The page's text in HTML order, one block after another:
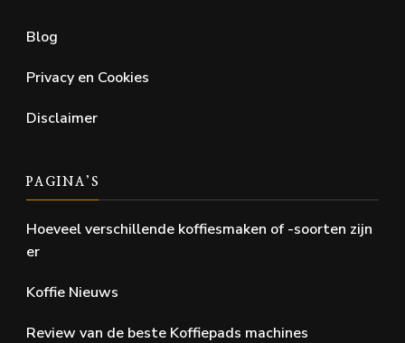
Blog
Privacy en Cookies
Disclaimer
PAGINA’S
Hoeveel verschillende koffiesmaken of -soorten zijn
er
Koffie Nieuws
Review van de beste Koffiepads machines